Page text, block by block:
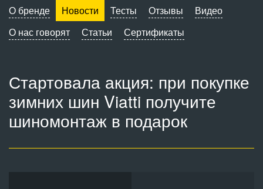
О бренде Новости Тесты Отзывы
Видео
О нас говорят
Статьи Сертификаты
Стартовала акция: при покупке
зимних шин Viatti получите
шиномонтаж в подарок